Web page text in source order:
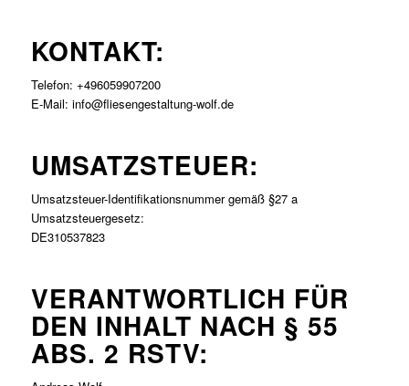
KONTAKT:
Telefon: +496059907200
E-Mail: info@fliesengestaltung-wolf.de
UMSATZSTEUER:
Umsatzsteuer-Identifikationsnummer gemäß §27 a
Umsatzsteuergesetz:
DE310537823
VERANTWORTLICH FÜR
DEN INHALT NACH § 55
ABS. 2 RSTV: